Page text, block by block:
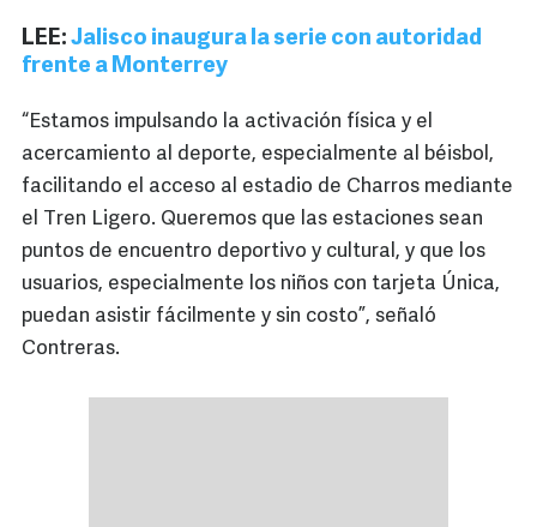
LEE: Jalisco inaugura la serie con autoridad
frente a Monterrey
“Estamos impulsando la activación física y el
acercamiento al deporte, especialmente al béisbol,
facilitando el acceso al estadio de Charros mediante
el Tren Ligero. Queremos que las estaciones sean
puntos de encuentro deportivo y cultural, y que los
usuarios, especialmente los niños con tarjeta Única,
puedan asistir fácilmente y sin costo”, señaló
Contreras.